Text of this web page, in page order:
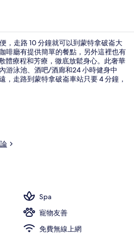
，走路 10 分鐘就可以到蒙特拿破崙大
啡廳有提供簡單的餐點，另外這裡也有
體療程和芳療，徹底放鬆身心。此奢華
游泳池、酒吧/酒廊和24 小時健身中
，走路到蒙特拿破崙車站只要 4 分鐘，
Spa
寵物友善
免費無線上網